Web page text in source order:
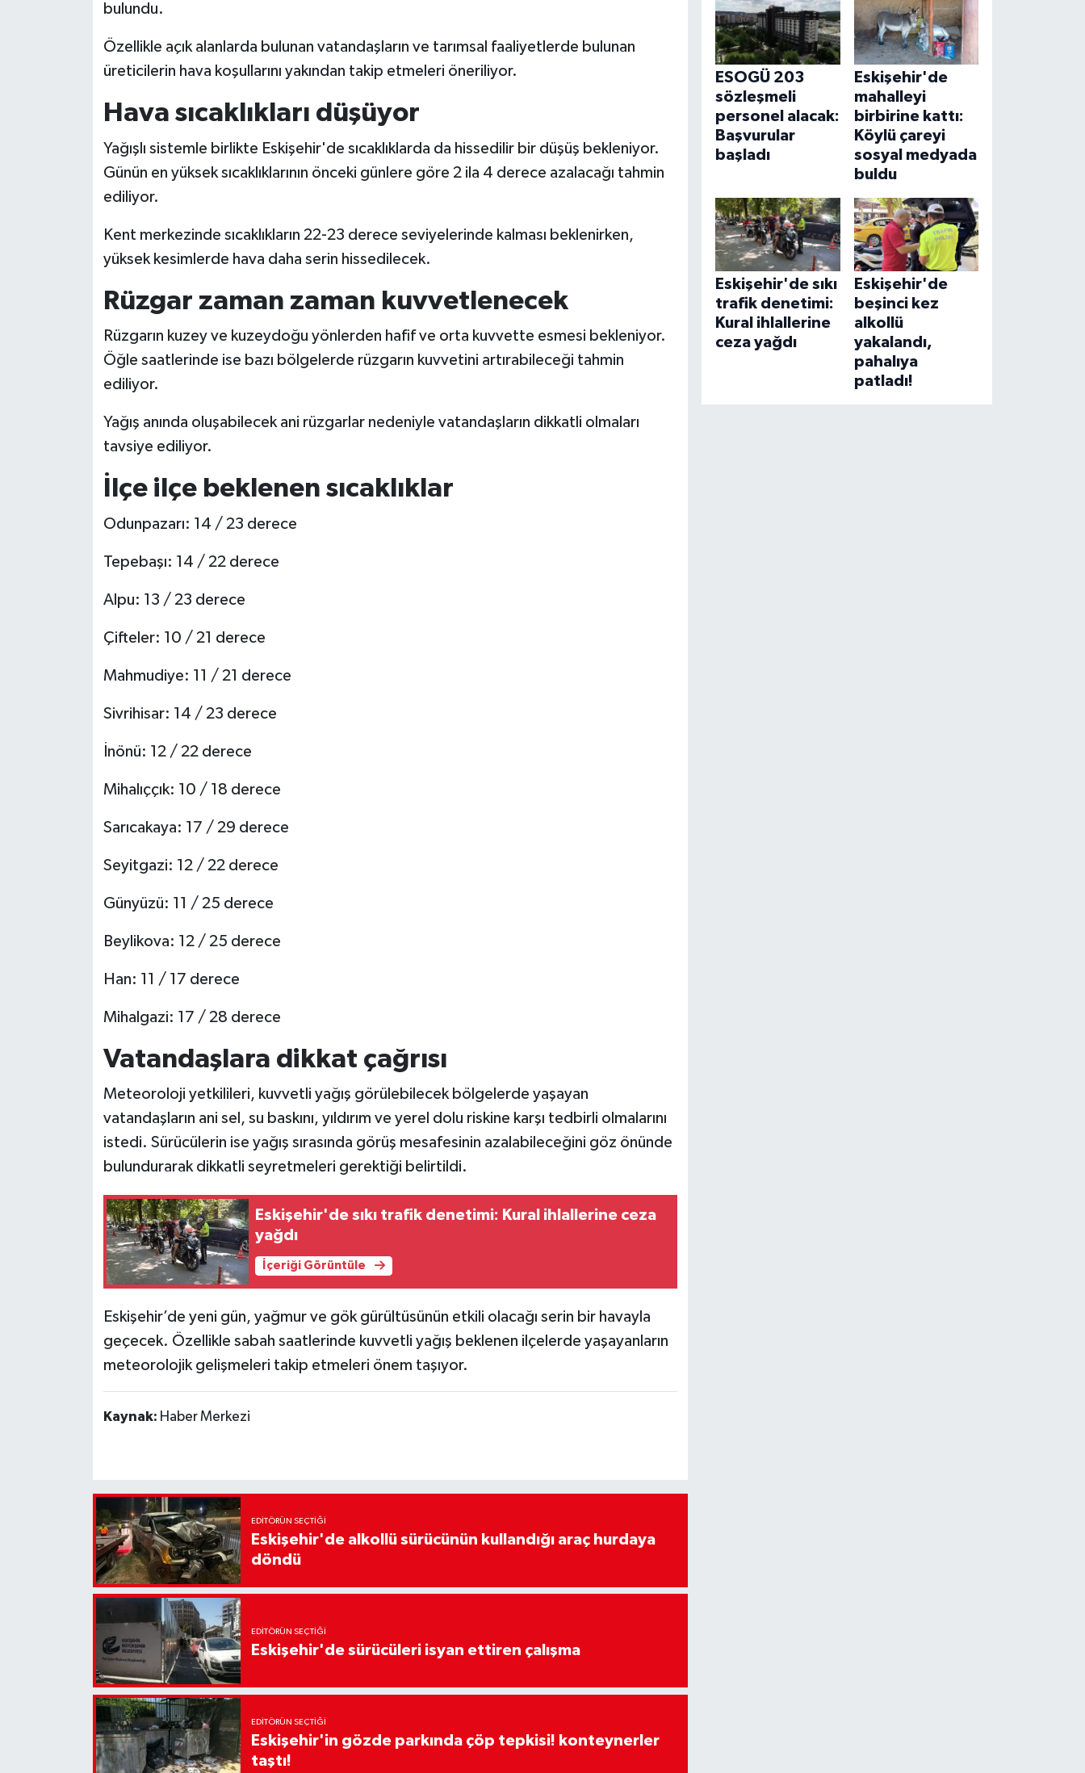
bulundu.
Özellikle açık alanlarda bulunan vatandaşların ve tarımsal faaliyetlerde bulunan
üreticilerin hava koşullarını yakından takip etmeleri öneriliyor.
Hava sıcaklıkları düşüyor
Yağışlı sistemle birlikte Eskişehir'de sıcaklıklarda da hissedilir bir düşüş bekleniyor.
Günün en yüksek sıcaklıklarının önceki günlere göre 2 ila 4 derece azalacağı tahmin
ediliyor.
Kent merkezinde sıcaklıkların 22-23 derece seviyelerinde kalması beklenirken,
yüksek kesimlerde hava daha serin hissedilecek.
Rüzgar zaman zaman kuvvetlenecek
Rüzgarın kuzey ve kuzeydoğu yönlerden hafif ve orta kuvvette esmesi bekleniyor.
Öğle saatlerinde ise bazı bölgelerde rüzgarın kuvvetini artırabileceği tahmin
ediliyor.
Yağış anında oluşabilecek ani rüzgarlar nedeniyle vatandaşların dikkatli olmaları
tavsiye ediliyor.
İlçe ilçe beklenen sıcaklıklar
Odunpazarı: 14 / 23 derece
Tepebaşı: 14 / 22 derece
Alpu: 13 / 23 derece
Çifteler: 10 / 21 derece
Mahmudiye: 11 / 21 derece
Sivrihisar: 14 / 23 derece
İnönü: 12 / 22 derece
Mihalıççık: 10 / 18 derece
Sarıcakaya: 17 / 29 derece
Seyitgazi: 12 / 22 derece
Günyüzü: 11 / 25 derece
Beylikova: 12 / 25 derece
Han: 11 / 17 derece
Mihalgazi: 17 / 28 derece
Vatandaşlara dikkat çağrısı
Meteoroloji yetkilileri, kuvvetli yağış görülebilecek bölgelerde yaşayan
vatandaşların ani sel, su baskını, yıldırım ve yerel dolu riskine karşı tedbirli olmalarını
istedi. Sürücülerin ise yağış sırasında görüş mesafesinin azalabileceğini göz önünde
bulundurarak dikkatli seyretmeleri gerektiği belirtildi.
Eskişehir'de sıkı trafik denetimi: Kural ihlallerine ceza
yağdı
İçeriği Görüntüle
Eskişehir’de yeni gün, yağmur ve gök gürültüsünün etkili olacağı serin bir havayla
geçecek. Özellikle sabah saatlerinde kuvvetli yağış beklenen ilçelerde yaşayanların
meteorolojik gelişmeleri takip etmeleri önem taşıyor.
Kaynak: Haber Merkezi
EDITÖRÜN SEÇTIĞI
Eskişehir'de alkollü sürücünün kullandığı araç hurdaya
döndü
EDITÖRÜN SEÇTIĞI
Eskişehir'de sürücüleri isyan ettiren çalışma
EDITÖRÜN SEÇTIĞI
Eskişehir'in gözde parkında çöp tepkisi! konteynerler
taştı!
ESOGÜ 203
sözleşmeli
personel alacak:
Başvurular
başladı
Eskişehir'de
mahalleyi
birbirine kattı:
Köylü çareyi
sosyal medyada
buldu
Eskişehir'de sıkı
trafik denetimi:
Kural ihlallerine
ceza yağdı
Eskişehir'de
beşinci kez
alkollü
yakalandı,
pahalıya
patladı!